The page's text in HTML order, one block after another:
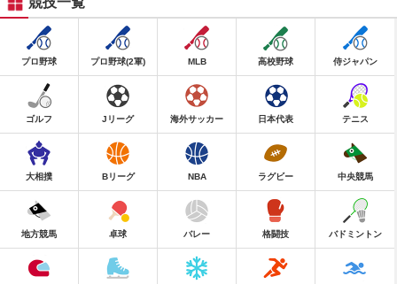
プロ野球 プロ野球(2軍) MLB 高校野球 侍ジャパン
ゴルフ Jリーグ 海外サッカー 日本代表 テニス
大相撲 Bリーグ NBA ラグビー 中央競馬
地方競馬 卓球 バレー 格闘技 バドミントン